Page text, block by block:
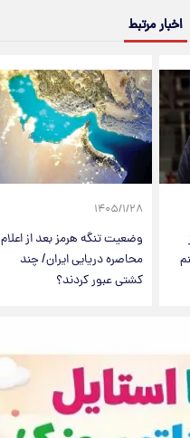
اخبار مرتبط
۱۴۰۵/۱/۲۸
وضعیت تنگه هرمز بعد از اعلام
محاصره دریایی ایران/ چند
کشتی عبور کردند؟